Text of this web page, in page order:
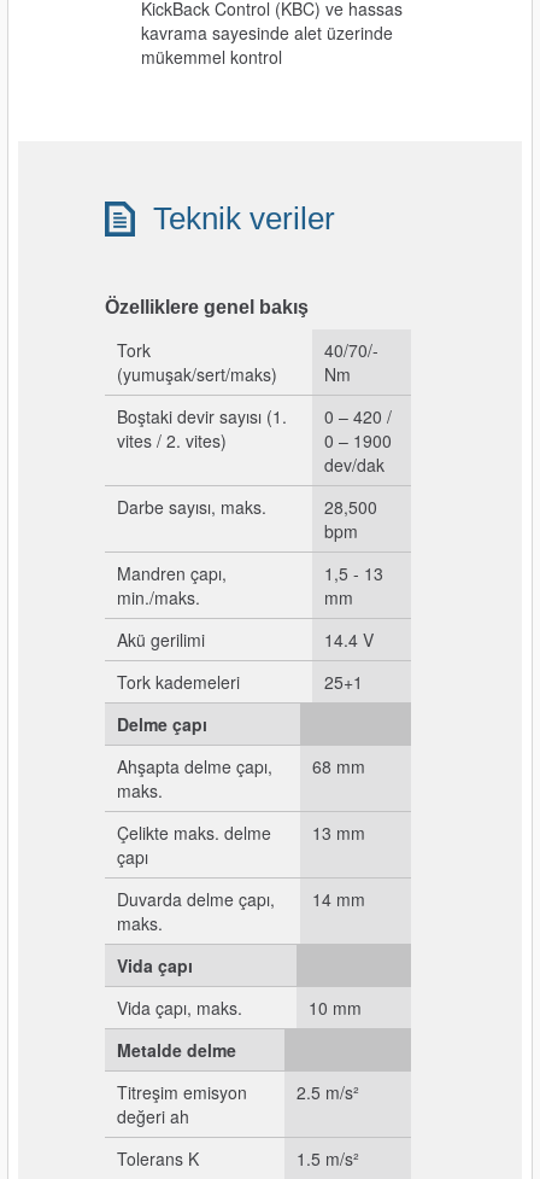
KickBack Control (KBC) ve hassas
kavrama sayesinde alet üzerinde
mükemmel kontrol
Teknik veriler
Özelliklere genel bakış
Tork
(yumuşak/sert/maks)
40/70/-
Nm
Boştaki devir sayısı (1.
vites / 2. vites)
0 – 420 /
0 – 1900
dev/dak
Darbe sayısı, maks.
28,500
bpm
Mandren çapı,
min./maks.
1,5 - 13
mm
Akü gerilimi
14.4 V
Tork kademeleri
25+1
Delme çapı
Ahşapta delme çapı,
maks.
68 mm
Çelikte maks. delme
çapı
13 mm
Duvarda delme çapı,
maks.
14 mm
Vida çapı
Vida çapı, maks.
10 mm
Metalde delme
Titreşim emisyon
değeri ah
2.5 m/s²
Tolerans K 1.5 m/s²